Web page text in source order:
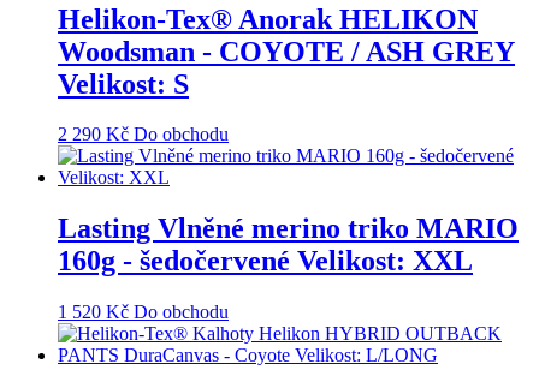
Helikon-Tex® Anorak HELIKON
Woodsman - COYOTE / ASH GREY
Velikost: S
2 290 Kč Do obchodu
Lasting Vlněné merino triko MARIO
160g - šedočervené Velikost: XXL
1 520 Kč Do obchodu